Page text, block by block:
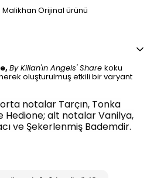
Malikhan Orijinal ürünü
By Kilian'ın Angels' Share koku
oluşturulmuş etkili bir varyant
notalar Tarçın, Tonka
Hedione; alt notalar Vanilya,
ve Şekerlenmiş Bademdir.